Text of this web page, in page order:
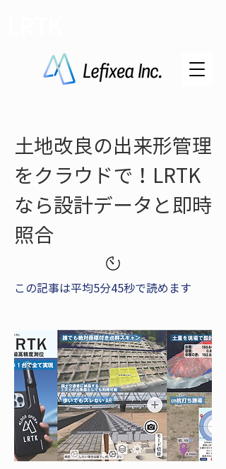
土地改良の出来形管理
をクラウドで！LRTK
なら設計データと即時
照合
この記事は平均5分45秒で読めます